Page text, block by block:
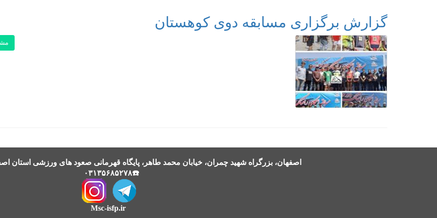
گزارش برگزاری مسابقه دوی کوهستان
اصفهان، بزرگراه شهید چمران، خیابان محمد طاهر، پایگاه قهرمانی صعود های ورزشی استان
☎️۰۳۱۳۵۶۸۵۲۷۸